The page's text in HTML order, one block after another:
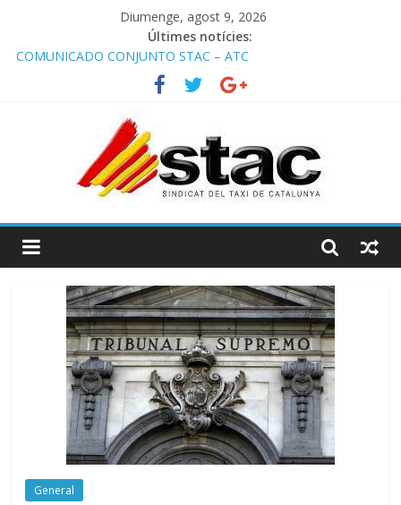
Diumenge, agost 9, 2026
Últimes notícies:
COMUNICADO CONJUNTO STAC – ATC
Comunicado STAC/ ATC de la reunión con los Mossos d
‘Esquadra del aeropuerto de Barcelona.
Programa de Radio TAXI LIBRE 29.07.2026 en COOLTURA FM.
STAC/ATC SOLICITAN TAULA TÈCNICA PARA MEJORAR LA
OPERATIVA DE ENTRADA EN EL PUERTO DE BARCELONA.
Programa de Radio TAXI LIBRE 22.07.2026 en COOLTURA FM.
General